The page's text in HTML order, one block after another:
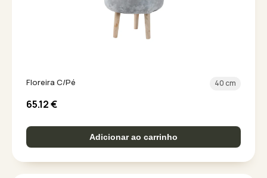
Floreira C/Pé 40 cm
65.12€
Adicionar ao carrinho